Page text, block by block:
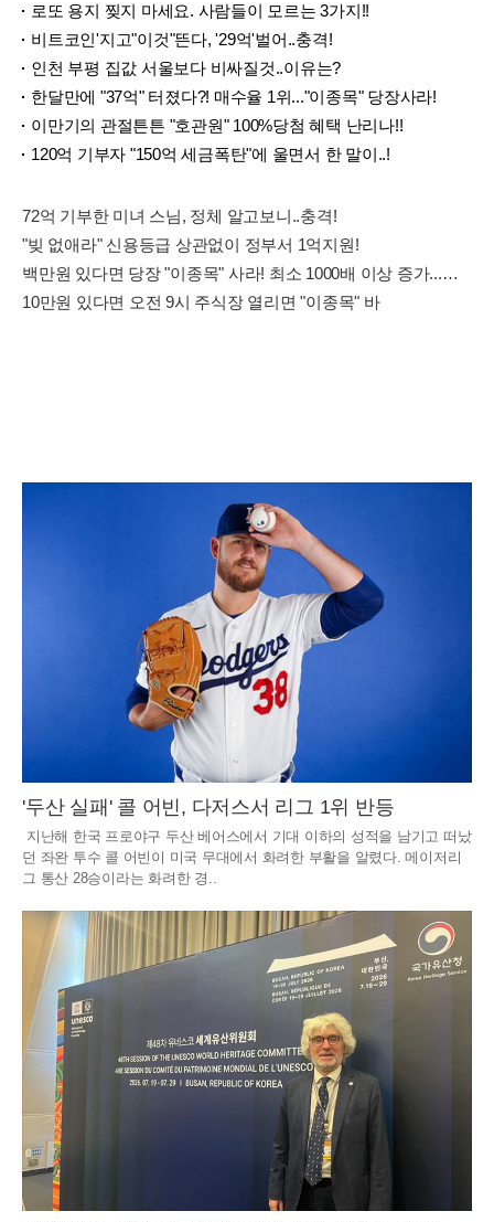
로또 용지 찢지 마세요. 사람들이 모르는 3가지!!
비트코인'지고"이것"뜬다, '29억'벌어..충격!
인천 부평 집값 서울보다 비싸질것..이유는?
한달만에 "37억" 터졌다?! 매수율 1위..."이종목" 당장사라!
이만기의 관절튼튼 "호관원" 100%당첨 혜택 난리나!!
120억 기부자 "150억 세금폭탄"에 울면서 한 말이..!
72억 기부한 미녀 스님, 정체 알고보니..충격!
"빚 없애라" 신용등급 상관없이 정부서 1억지원!
백만원 있다면 당장 "이종목" 사라! 최소 1000배 이상 증가...충격!!
10만원 있다면 오전 9시 주식장 열리면 "이종목" 바
'두산 실패' 콜 어빈, 다저스서 리그 1위 반등
지난해 한국 프로야구 두산 베어스에서 기대 이하의 성적을 남기고 떠났
던 좌완 투수 콜 어빈이 미국 무대에서 화려한 부활을 알렸다. 메이저리
그 통산 28승이라는 화려한 경..